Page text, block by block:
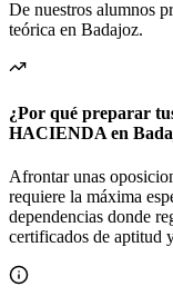
De nuestros alumnos
teórica en Badajoz.
¿Por qué preparar
HACIENDA en
Afrontar unas
requiere la máxima
dependencias donde
certificados de aptitud